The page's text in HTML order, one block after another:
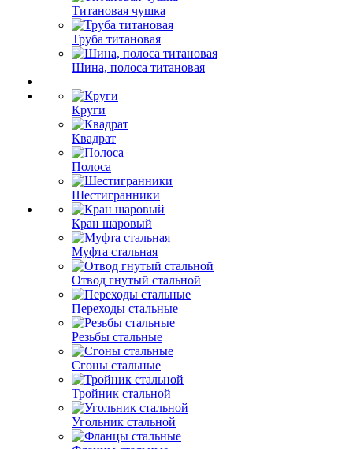
Титановая чушка
Труба титановая
Шина, полоса титановая
Круги
Квадрат
Полоса
Шестигранники
Кран шаровый
Муфта стальная
Отвод гнутый стальной
Переходы стальные
Резьбы стальные
Сгоны стальные
Тройник стальной
Угольник стальной